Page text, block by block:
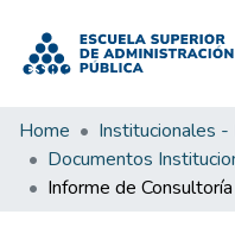
Home
Institucionales -